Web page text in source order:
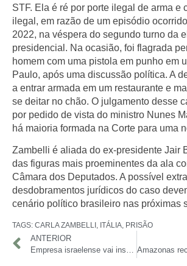
STF. Ela é ré por porte ilegal de arma e
ilegal, em razão de um episódio
2022, na véspera do segundo turno da
presidencial. Na ocasião, foi flagrada
homem com uma pistola em punho em
Paulo, após uma discussão política. A
a entrar armada em um restaurante e
se deitar no chão. O julgamento desse
por pedido de vista do ministro Nunes
há maioria formada na Corte para uma
Zambelli é aliada do ex-presidente Jair
das figuras mais proeminentes da ala
Câmara dos Deputados. A possível
desdobramentos jurídicos do caso
cenário político brasileiro nas próximas
TAGS: CARLA ZAMBELLI ITÁLIA PRISÃO
ANTERIOR
Empresa israelense vai instalar fábrica de equipamentos médicos em Manaus